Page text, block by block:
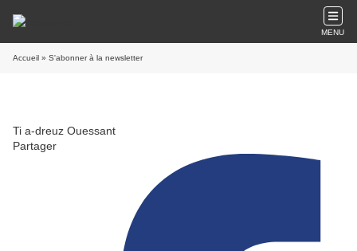
MENU
Accueil » S'abonner à la newsletter
Ti a-dreuz Ouessant
Partager